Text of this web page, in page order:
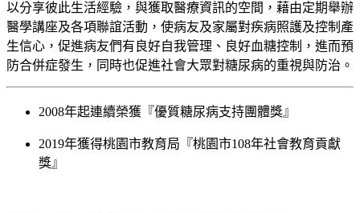
以分享彼此生活經驗，與獲取醫療資訊的空間，藉由定期舉辦
醫學講座及各項聯誼活動，使病友及家屬對疾病照護及控制產
生信心，促進病友們有良好自我管理、良好血糖控制，進而預
防合併症發生，同時也促進社會大眾對糖尿病的重視與防治。
2008年起連續榮獲『優質糖尿病支持團體獎』
2019年獲得桃園市教育局『桃園市108年社會教育貢獻
獎』